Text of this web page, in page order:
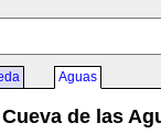
Aguas
Cueva de las